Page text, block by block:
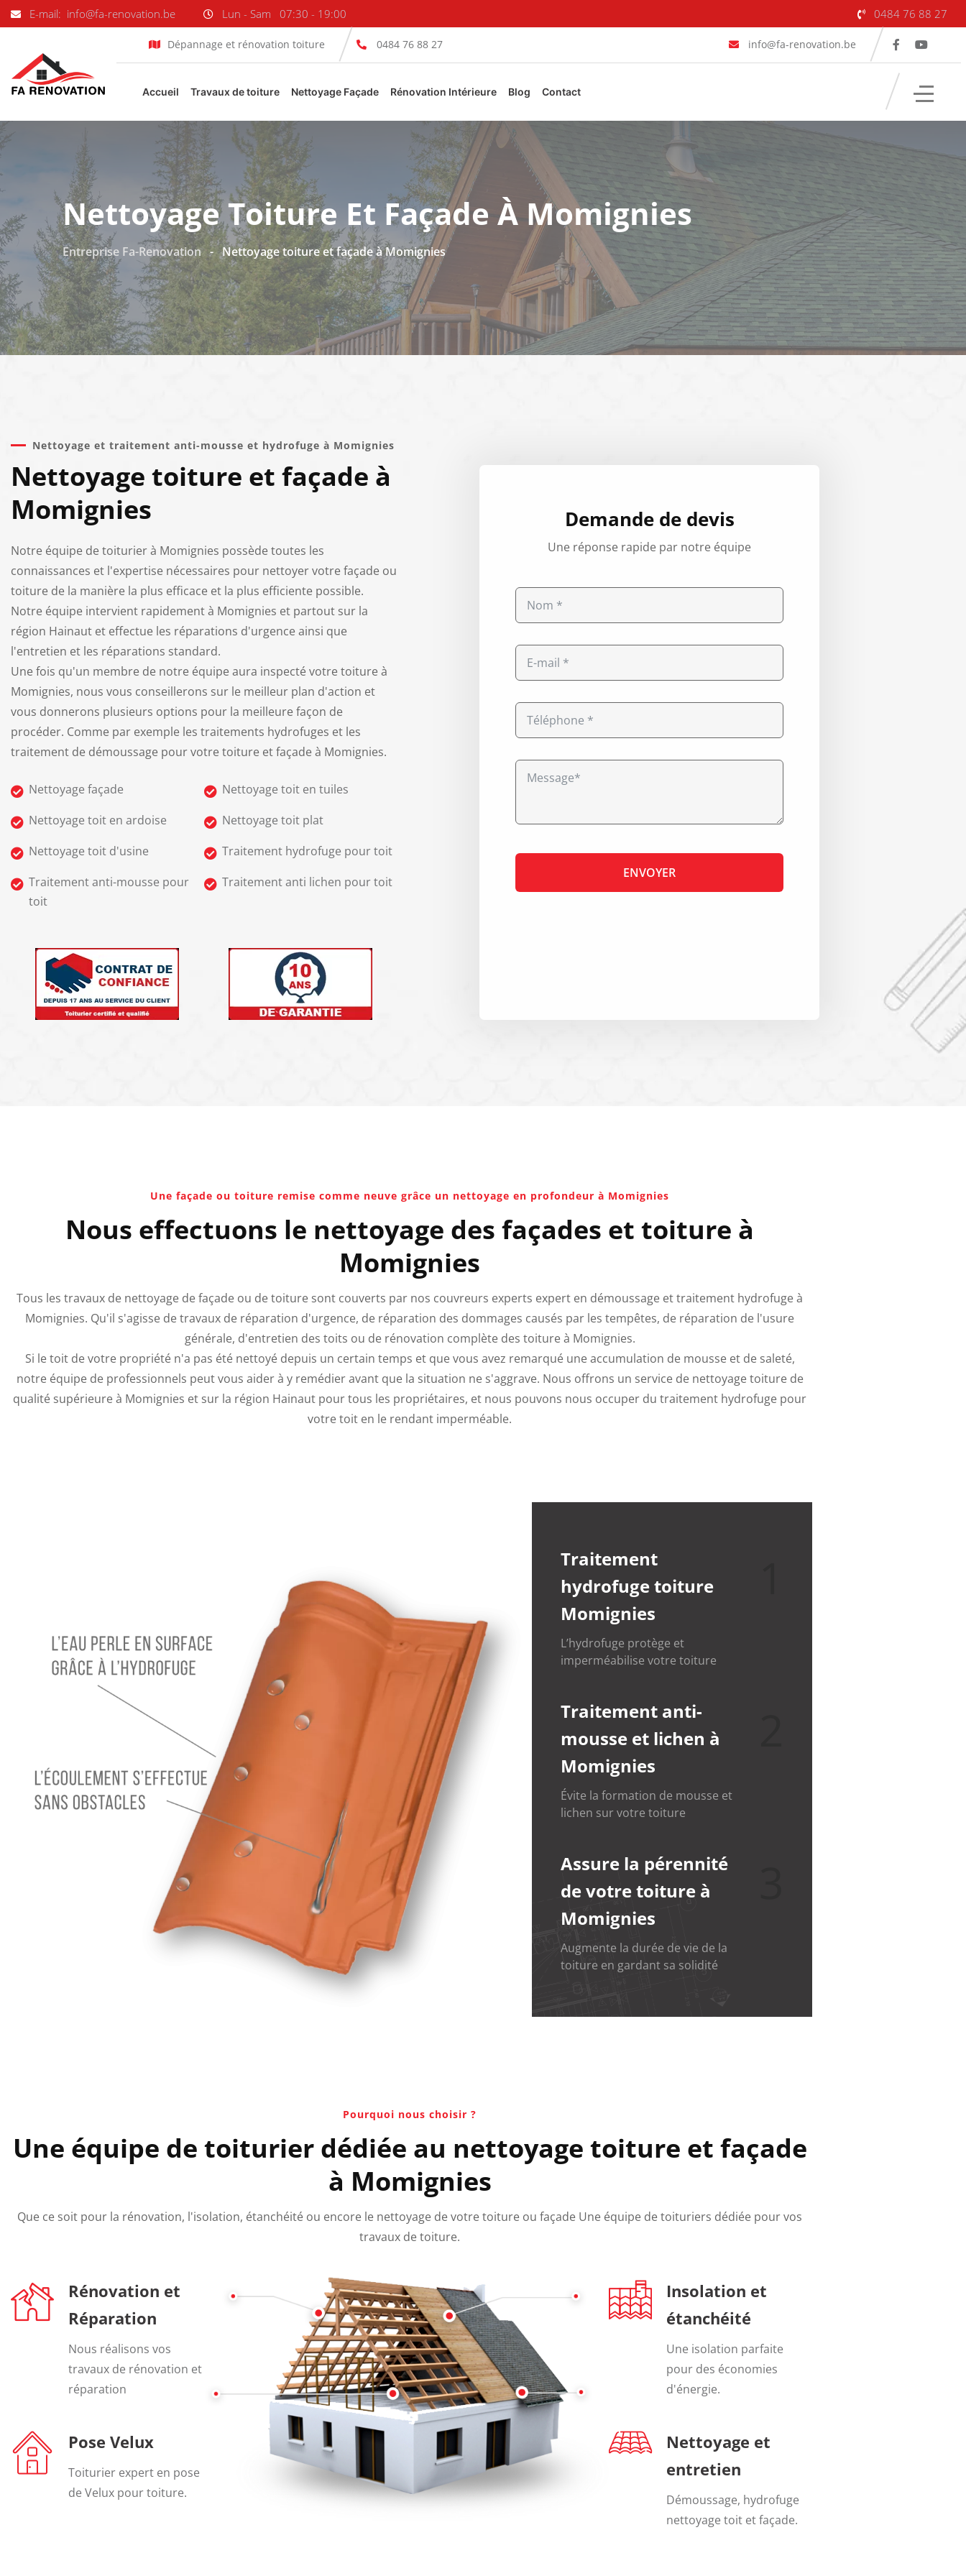
E-mail: info@fa-renovation.be Lun - Sam 07:30 - 19:00 0484 76 88 27
Dépannage et rénovation toiture 0484 76 88 27 info@fa-renovation.be
Accueil Travaux de toiture Nettoyage Façade Rénovation Intérieure Blog Contact
Nettoyage Toiture Et Façade À Momignies
Entreprise Fa-Renovation - Nettoyage toiture et façade à Momignies
Nettoyage et traitement anti-mousse et hydrofuge à Momignies
Nettoyage toiture et façade à
Momignies
Notre équipe de toiturier à Momignies possède toutes les
connaissances et l'expertise nécessaires pour nettoyer votre façade ou
toiture de la manière la plus efficace et la plus efficiente possible.
Notre équipe intervient rapidement à Momignies et partout sur la
région Hainaut et effectue les réparations d'urgence ainsi que
l'entretien et les réparations standard.
Une fois qu'un membre de notre équipe aura inspecté votre toiture à
Momignies, nous vous conseillerons sur le meilleur plan d'action et
vous donnerons plusieurs options pour la meilleure façon de
procéder. Comme par exemple les traitements hydrofuges et les
traitement de démoussage pour votre toiture et façade à Momignies.
Nettoyage façade
Nettoyage toit en tuiles
Nettoyage toit en ardoise
Nettoyage toit plat
Nettoyage toit d'usine
Traitement hydrofuge pour toit
Traitement anti-mousse pour
toit
Traitement anti lichen pour toit
Demande de devis
Une réponse rapide par notre équipe
Une façade ou toiture remise comme neuve grâce un nettoyage en profondeur à Momignies
Nous effectuons le nettoyage des façades et toiture à
Momignies
Tous les travaux de nettoyage de façade ou de toiture sont couverts par nos couvreurs experts expert en démoussage et traitement hydrofuge à
Momignies. Qu'il s'agisse de travaux de réparation d'urgence, de réparation des dommages causés par les tempêtes, de réparation de l'usure
générale, d'entretien des toits ou de rénovation complète des toiture à Momignies.
Si le toit de votre propriété n'a pas été nettoyé depuis un certain temps et que vous avez remarqué une accumulation de mousse et de saleté,
notre équipe de professionnels peut vous aider à y remédier avant que la situation ne s'aggrave. Nous offrons un service de nettoyage toiture de
qualité supérieure à Momignies et sur la région Hainaut pour tous les propriétaires, et nous pouvons nous occuper du traitement hydrofuge pour
votre toit en le rendant imperméable.
Traitement
hydrofuge toiture
Momignies
L’hydrofuge protège et
imperméabilise votre toiture
Traitement anti-
mousse et lichen à
Momignies
Évite la formation de mousse et
lichen sur votre toiture
Assure la pérennité
de votre toiture à
Momignies
Augmente la durée de vie de la
toiture en gardant sa solidité
Pourquoi nous choisir ?
Une équipe de toiturier dédiée au nettoyage toiture et façade
à Momignies
Que ce soit pour la rénovation, l'isolation, étanchéité ou encore le nettoyage de votre toiture ou façade Une équipe de toituriers dédiée pour vos
travaux de toiture.
Rénovation et
Réparation
Nous réalisons vos
travaux de rénovation et
réparation
Pose Velux
Toiturier expert en pose
de Velux pour toiture.
Insolation et
étanchéité
Une isolation parfaite
pour des économies
d'énergie.
Nettoyage et
entretien
Démoussage, hydrofuge
nettoyage toit et façade.